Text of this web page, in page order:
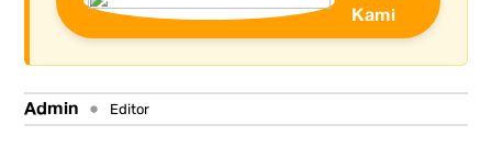
Kami
Admin • Editor